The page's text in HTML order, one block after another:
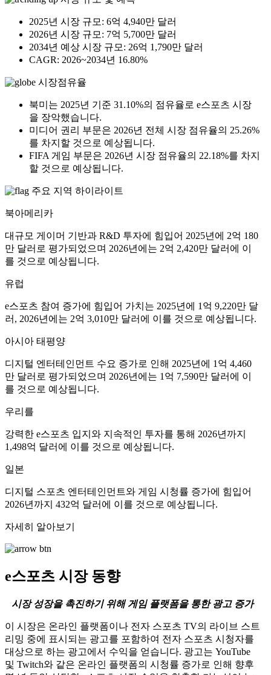
2025년 시장 규모: 6억 4,940만 달러
2026년 시장 규모: 7억 5,700만 달러
2034년 예상 시장 규모: 26억 1,790만 달러
CAGR: 2026~2034년 16.80%
시장점유율
북미는 2025년 기준 31.10%의 점유율로 e스포츠 시장
을 장악했습니다.
미디어 권리 부문은 2026년 전체 시장 점유율의 25.26%
를 차지할 것으로 예상됩니다.
FIFA 게임 부문은 2026년 시장 점유율의 22.18%를 차지
할 것으로 예상됩니다.
주요 지역 하이라이트
북아메리카
대규모 게이머 기반과 R&D 투자에 힘입어 2025년에 2억 180
만 달러로 평가되었으며 2026년에는 2억 2,420만 달러에 이
를 것으로 예상됩니다.
유럽
e스포츠 참여 증가에 힘입어 가치는 2025년에 1억 9,220만 달
러, 2026년에는 2억 3,010만 달러에 이를 것으로 예상됩니다.
아시아 태평양
디지털 엔터테인먼트 수요 증가로 인해 2025년에 1억 4,460
만 달러로 평가되었으며 2026년에는 1억 7,590만 달러에 이
를 것으로 예상됩니다.
우리를
강력한 e스포츠 입지와 지속적인 투자를 통해 2026년까지
1,498억 달러에 이를 것으로 예상됩니다.
일본
디지털 스포츠 엔터테인먼트와 게임 시청률 증가에 힘입어
2026년까지 432억 달러에 이를 것으로 예상됩니다.
자세히 알아보기
e스포츠 시장 동향
시장 성장을 촉진하기 위해 게임 플랫폼을 통한 광고 증가
이 시장은 온라인 플랫폼이나 전자 스포츠 TV의 라이브 스트
리밍 중에 표시되는 광고를 포함하여 전자 스포츠 시청자를
대상으로 하는 광고에서 수익을 얻습니다. 광고는 YouTube
및 Twitch와 같은 온라인 플랫폼의 시청률 증가로 인해 향후